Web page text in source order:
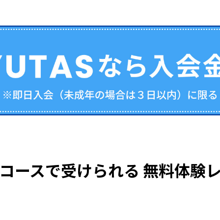
ースで受けられる 無料体験